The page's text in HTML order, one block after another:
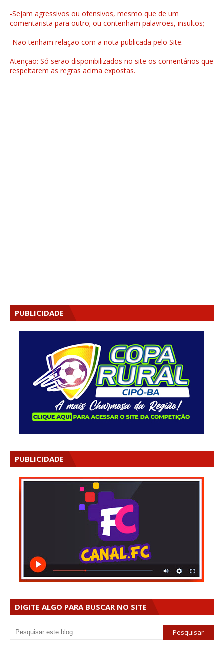
-Sejam agressivos ou ofensivos, mesmo que de um
comentarista para outro; ou contenham palavrões, insultos;
-Não tenham relação com a nota publicada pelo Site.
Atenção: Só serão disponibilizados no site os comentários que
respeitarem as regras acima expostas.
PUBLICIDADE
PUBLICIDADE
DIGITE ALGO PARA BUSCAR NO SITE